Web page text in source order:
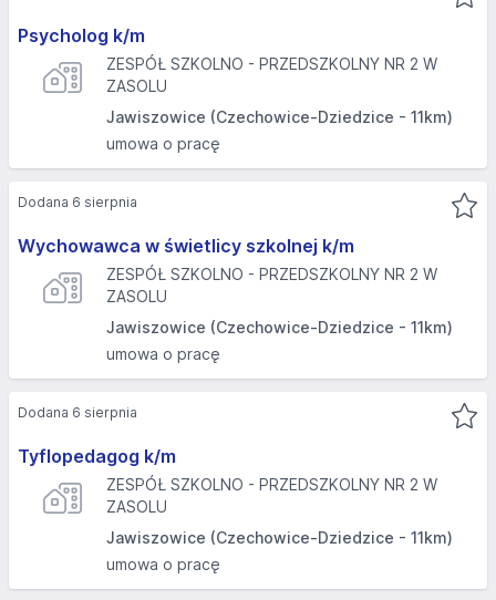
Psycholog k/m
ZESPÓŁ SZKOLNO - PRZEDSZKOLNY NR 2 W
ZASOLU
Jawiszowice (Czechowice-Dziedzice - 11km)
umowa o pracę
Wychowawca w świetlicy szkolnej k/m
ZESPÓŁ SZKOLNO - PRZEDSZKOLNY NR 2 W
ZASOLU
Jawiszowice (Czechowice-Dziedzice - 11km)
umowa o pracę
Dodana 6 sierpnia
Tyflopedagog k/m
ZESPÓŁ SZKOLNO - PRZEDSZKOLNY NR 2 W
ZASOLU
Jawiszowice (Czechowice-Dziedzice - 11km)
umowa o pracę
Dodana 6 sierpnia